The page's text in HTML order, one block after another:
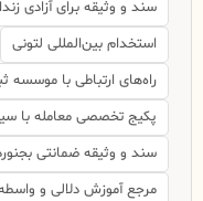
سند و وثیقه برای آزادی
استخدام بین‌المللی لتونی
راه‌های ارتباطی با موسسه
پکیج تخصصی معامله با
سند و وثیقه ضمانتی
مرجع آموزش دلالی و